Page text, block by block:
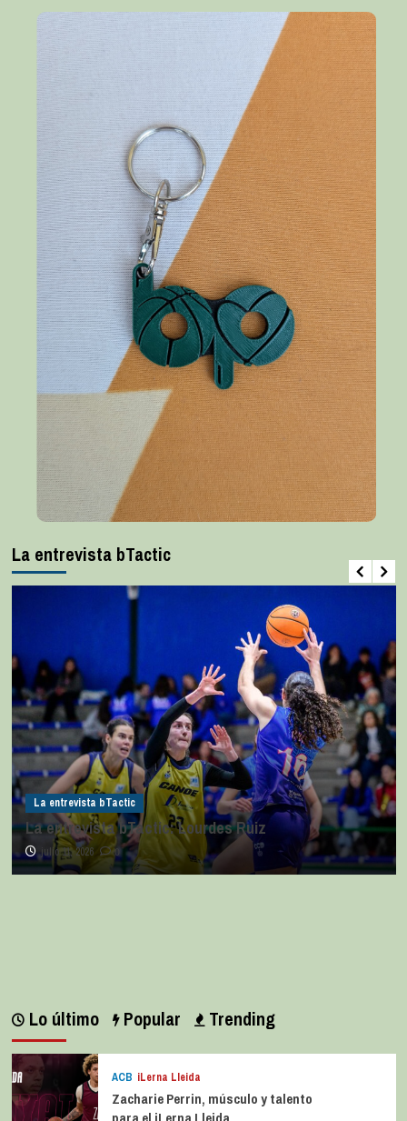
La entrevista bTactic
La entrevista bTactic
La entrevista bTactic: Lourdes Ruiz
julio 11, 2026 0
Lo último Popular Trending
ACB iLerna Lleida
Zacharie Perrin, músculo y talento